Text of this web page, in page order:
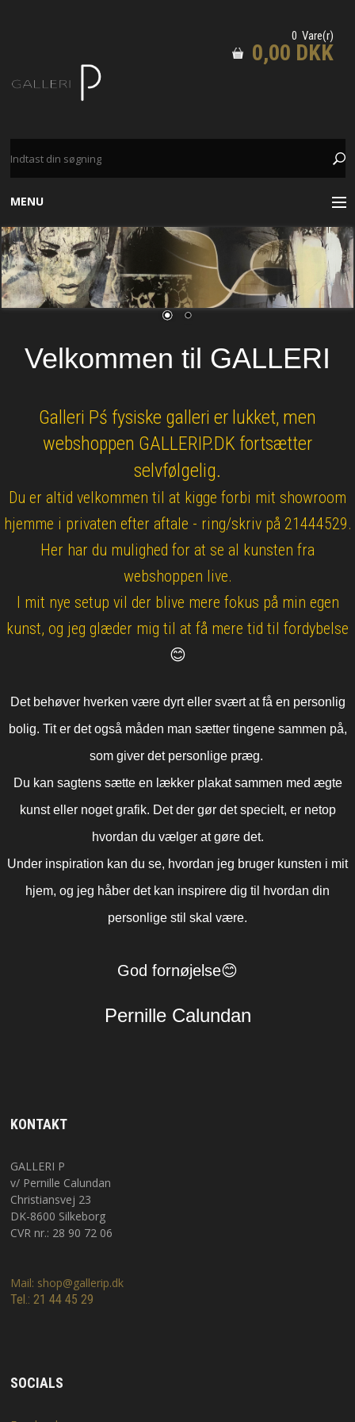
0 Vare(r)
0,00 DKK
MENU
GRAFIK
TEGNINGER
KERAMIK
SKULPTURER
UINDRAMMEDE VÆRKER
KUNSTNERE
FORSIDE
PROFIL
INSPIRATION
Velkommen til GALLERI
Galleri Pś fysiske galleri er lukket, men
webshoppen GALLERIP.DK fortsætter
selvfølgelig.
Du er altid velkommen til at kigge forbi mit showroom
hjemme i privaten efter aftale - ring/skriv på 21444529.
Her har du mulighed for at se al kunsten fra
webshoppen live.
I mit nye setup vil der blive mere fokus på min egen
kunst, og jeg glæder mig til at få mere tid til fordybelse
😊
Det behøver hverken være dyrt eller svært at få en personlig
bolig. Tit er det også måden man sætter tingene sammen på,
som giver det personlige præg.
Du kan sagtens sætte en lækker plakat sammen med ægte
kunst eller noget grafik. Det der gør det specielt, er netop
hvordan du vælger at gøre det.
Under inspiration kan du se, hvordan jeg bruger kunsten i mit
hjem, og jeg håber det kan inspirere dig til hvordan din
personlige stil skal være.
God fornøjelse😊
Pernille Calundan
KONTAKT
GALLERI P
v/ Pernille Calundan
Christiansvej 23
DK-8600 Silkeborg
CVR nr.: 28 90 72 06
Mail: shop@gallerip.dk
Tel.: 21 44 45 29
SOCIALS